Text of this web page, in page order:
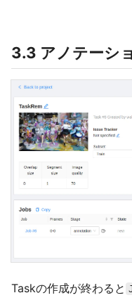
3.3 アノテーシ
Taskの作成が終わると